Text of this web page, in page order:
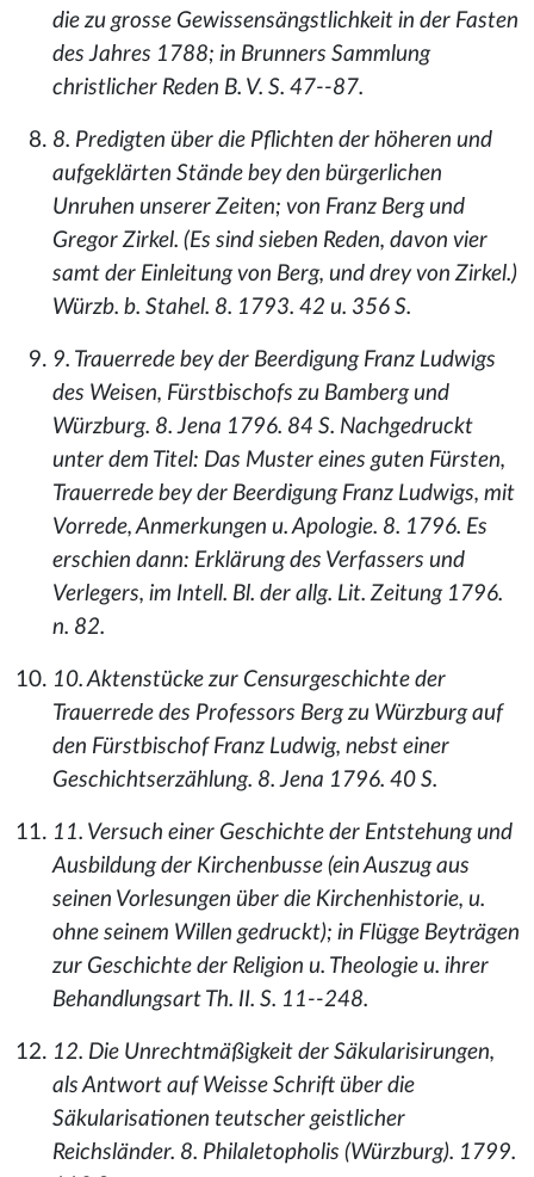
die zu grosse Gewissensängstlichkeit in der Fasten
des Jahres 1788; in Brunners Sammlung
christlicher Reden B. V. S. 47--87.
8. Predigten über die Pflichten der höheren und
aufgeklärten Stände bey den bürgerlichen
Unruhen unserer Zeiten; von Franz Berg und
Gregor Zirkel. (Es sind sieben Reden, davon vier
samt der Einleitung von Berg, und drey von Zirkel.)
Würzb. b. Stahel. 8. 1793. 42 u. 356 S.
9. Trauerrede bey der Beerdigung Franz Ludwigs
des Weisen, Fürstbischofs zu Bamberg und
Würzburg. 8. Jena 1796. 84 S. Nachgedruckt
unter dem Titel: Das Muster eines guten Fürsten,
Trauerrede bey der Beerdigung Franz Ludwigs, mit
Vorrede, Anmerkungen u. Apologie. 8. 1796. Es
erschien dann: Erklärung des Verfassers und
Verlegers, im Intell. Bl. der allg. Lit. Zeitung 1796.
n. 82.
10. Aktenstücke zur Censurgeschichte der
Trauerrede des Professors Berg zu Würzburg auf
den Fürstbischof Franz Ludwig, nebst einer
Geschichtserzählung. 8. Jena 1796. 40 S.
11. Versuch einer Geschichte der Entstehung und
Ausbildung der Kirchenbusse (ein Auszug aus
seinen Vorlesungen über die Kirchenhistorie, u.
ohne seinem Willen gedruckt); in Flügge Beyträgen
zur Geschichte der Religion u. Theologie u. ihrer
Behandlungsart Th. II. S. 11--248.
12. Die Unrechtmäßigkeit der Säkularisirungen,
als Antwort auf Weisse Schrift über die
Säkularisationen teutscher geistlicher
Reichsländer. 8. Philaletopholis (Würzburg). 1799.